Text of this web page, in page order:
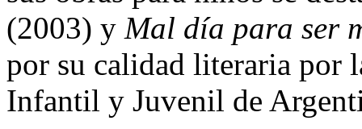
(2003) y Mal día para ser
por su calidad literaria por
Infantil y Juvenil de